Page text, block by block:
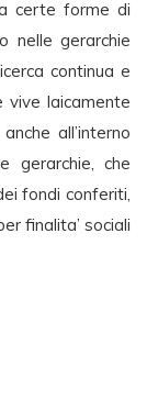
certe forme di
nelle gerarchie
continua e
vive laicamente
all’interno
gerarchie, che
fondi conferiti,
finalita’ sociali